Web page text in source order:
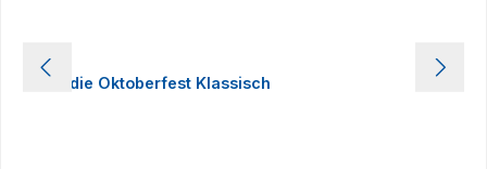
Hoodie Oktoberfest Klassisch